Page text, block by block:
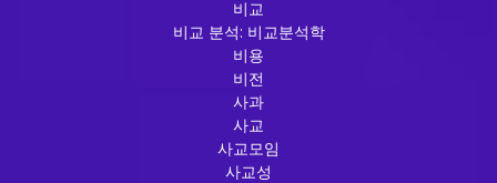
비교
비교 분석: 비교분석학
비용
비전
사과
사교
사교모임
사교성